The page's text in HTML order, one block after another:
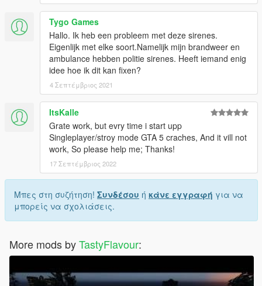
Tygo Games
Hallo. Ik heb een probleem met deze sirenes.
Eigenlijk met elke soort.Namelijk mijn brandweer en
ambulance hebben politie sirenes. Heeft iemand enig
idee hoe ik dit kan fixen?
4 Σεπτέμβριος 2021
ItsKalle
Grate work, but evry time i start upp
Singleplayer/stroy mode GTA 5 craches, And it vill not
work, So please help me; Thanks!
17 Σεπτέμβριος 2022
Μπες στη συζήτηση! Συνδέσου ή κάνε εγγραφή για να
μπορείς να σχολιάσεις.
More mods byTastyFlavour: